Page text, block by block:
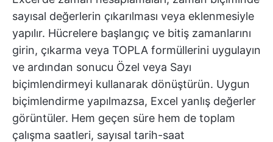
sayısal değerlerin çıkarılması veya eklenmesiyle
yapılır. Hücrelere başlangıç ve bitiş zamanlarını
girin, çıkarma veya TOPLA formüllerini uygulayın
ve ardından sonucu Özel veya Sayı
biçimlendirmeyi kullanarak dönüştürün. Uygun
biçimlendirme yapılmazsa, Excel yanlış değerler
görüntüler. Hem geçen süre hem de toplam
çalışma saatleri, sayısal tarih-saat